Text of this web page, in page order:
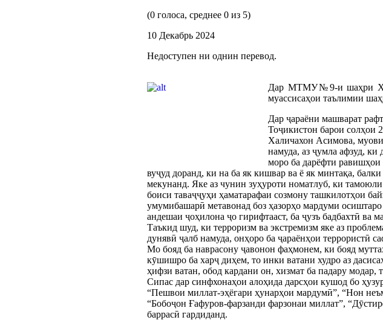
(0 голоса, среднее 0 из 5)
10 Декабрь 2024
Недоступен ни однин перевод.
Дар МТМУ№9-и шаҳри
муассисаҳои таълимии
Дар ҷараёни машварат
Тоҷикистон барои солҳои
Халичахон Асимова,
намуда, аз ҷумла афзуд, ки
моро ба дарёфти равишҳои
вуҷуд доранд, ки на ба як кишвар ва ё як минтақа,
мекунанд. Яке аз чунин зуҳуроти номатлуб, ки
боиси таваҷҷуҳи ҳаматарафаи созмону ташкилотҳои
умумибашарӣ метавонад боз ҳазорҳо мардуми
андешаи ҷоҳилона ҷо гирифтааст, ба ҷузъ бадбахтӣ ва
Таъкид шуд, ки терроризм ва экстремизм яке аз
дунявӣ ҷалб намуда, онҳоро ба ҷараёнҳои террористӣ
Мо бояд ба наврасону ҷавонон фаҳмонем, ки бояд
кӯшишро ба харҷ диҳем, то инки ватани худро аз
ҳифзи ватан, обод кардани он, хизмат ба падару модар,
Сипас дар синфхонаҳои алоҳида дарсҳои кушод бо
“Пешвои миллат-эҳёгари ҳунарҳои мардумӣ”, “Нон
“Бобоҷон Ғафуров-фарзанди фарзонаи миллат”,
баррасӣ гардиданд.